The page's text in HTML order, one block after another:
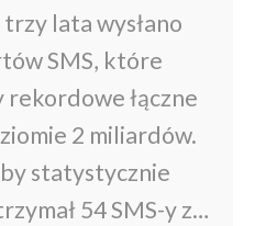
lata wysłano
SMS, które
rekordowe łączne
2 miliardów.
statystycznie
54 SMS-y z…